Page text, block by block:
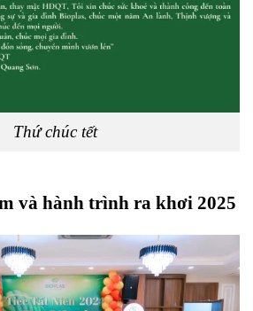
Thứ chúc tết
và hành trình ra khơi 2025